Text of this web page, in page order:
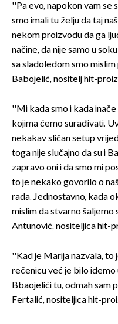
''Pa evo, napokon vam se
smo imali tu želju da taj
nekom proizvodu da ga
načine, da nije samo u
sa sladoledom smo
Babojelić, nositelj hit-
''Mi kada smo i kada
kojima ćemo surađivati.
nekakav sličan setup
toga nije slučajno da su i
zapravo oni i da smo mi
to je nekako govorilo o
rada. Jednostavno, kada
mislim da stvarno šaljemo
Antunović, nositeljica hit-
''Kad je Marija nazvala, to
rečenicu već je bilo
Bbaojelići tu, odmah sam
Fertalić, nositeljica hit-